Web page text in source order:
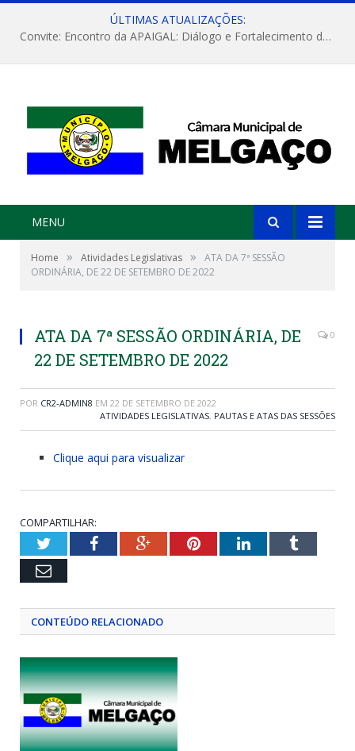
ÚLTIMAS ATUALIZAÇÕES:
Convite: Encontro da APAIGAL: Diálogo e Fortalecimento da Agricultura Familiar
MENU
Home » Atividades Legislativas »
ATA DA 7ª SESSÃO
ORDINÁRIA, DE 22 DE SETEMBRO DE 2022
ATA DA 7ª SESSÃO ORDINÁRIA, DE
22 DE SETEMBRO DE 2022
0
POR CR2-ADMIN8 EM 22 DE SETEMBRO DE 2022
ATIVIDADES LEGISLATIVAS, PAUTAS E ATAS DAS SESSÕES
Clique aqui para visualizar
COMPARTILHAR:
TwitterFacebookGoogle+PinterestLinkedInTumblr
Email
CONTEÚDO RELACIONADO